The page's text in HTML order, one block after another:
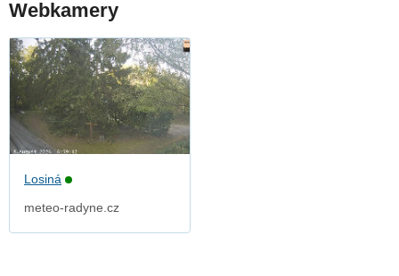
Webkamery
Losiná
meteo-radyne.cz